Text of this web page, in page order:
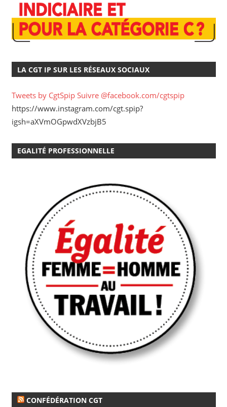
LA CGT IP SUR LES RÉSEAUX SOCIAUX
Tweets by CgtSpip Suivre @facebook.com/cgtspip
https://www.instagram.com/cgt.spip?
igsh=aXVmOGpwdXVzbjB5
EGALITÉ PROFESSIONNELLE
CONFÉDÉRATION CGT